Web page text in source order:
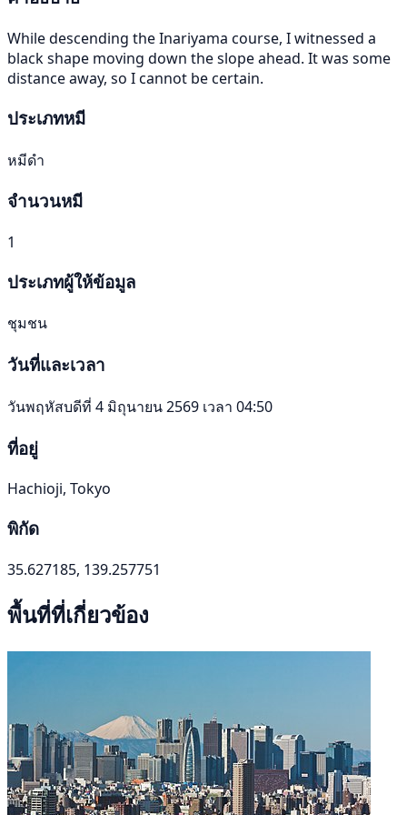
While descending the Inariyama course, I witnessed a
black shape moving down the slope ahead. It was some
distance away, so I cannot be certain.
ประเภทหมี
หมีดำ
จำนวนหมี
1
ประเภทผู้ให้ข้อมูล
ชุมชน
วันที่และเวลา
วันพฤหัสบดีที่ 4 มิถุนายน 2569 เวลา 04:50
ที่อยู่
Hachioji, Tokyo
พิกัด
35.627185, 139.257751
พื้นที่ที่เกี่ยวข้อง